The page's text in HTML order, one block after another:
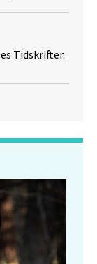
Tidskrifter.